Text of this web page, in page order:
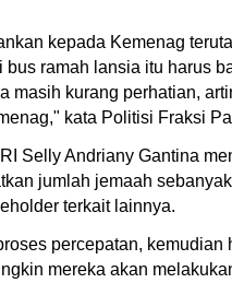
kepada Kemenag
ramah lansia itu harus
masih kurang perhatian,
kata Politisi Fraksi
Selly Andriany Gantina
jumlah jemaah
terkait lainnya.
percepatan,
mereka akan